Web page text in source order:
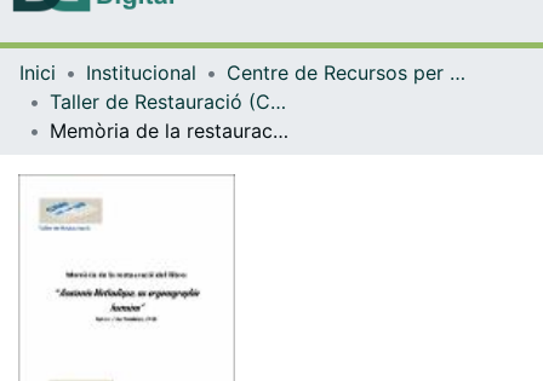
Navega per tot el DD
Inici Institucional
Centre de Recursos per a l'Aprenentatge i la Investigació (CRAI-UB) - Institucional
Taller de Restauració (CRAI-UB)
Memòria de la restauració del llibre: “Anatomie Methodique, ou organographie humaine“ de Sarlandière, J.